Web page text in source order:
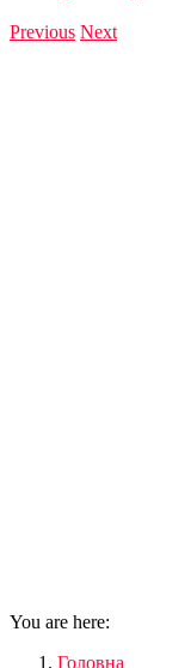
Previous Next
You are here:
Головна